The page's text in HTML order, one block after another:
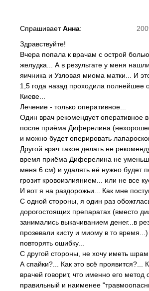
СпрашиваетАнна:
Здравствуйте!
Вчера попала к врачам с острой
желудка... А в результате у меня
яичника и Узловая миома матки... И
1,5 года назад проходила полнейшее
Киеве...
Лечение - только оперативное...
Один врач рекомендует оперативное
после приёма Диферелина
и можно будет оперировать
Другой врач такое делать не
время приёма Диферелина не
меня 6 см) и удалять её нужно будет
грозит кровоизлиянием... или не все
И вот я на раздорожьи... Как мне
С одной стороны, я один раз
дорогостоящих препаратах (вместо
занимались выкачиванием денег...в
прозевали кисту и миому в то
повторять ошибку...
С другой стороны, не хочу иметь
А спайки?... Как это всё проявится?...
врачей говорит, что именно его метод
правильный и наименее